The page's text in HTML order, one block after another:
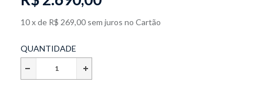
10xde R$ 269,00 sem juros no Cartão
QUANTIDADE